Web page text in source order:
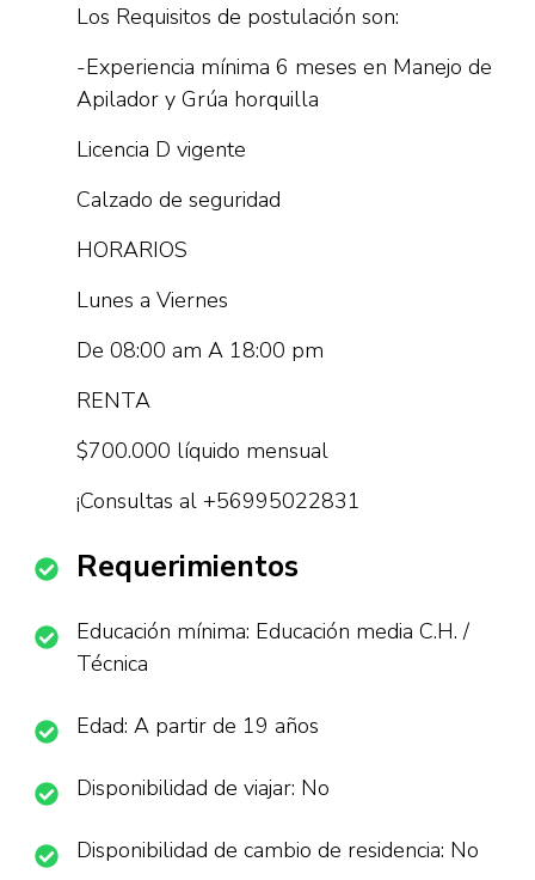
Los Requisitos de postulación son:
-Experiencia mínima 6 meses en Manejo de
Apilador y Grúa horquilla
Licencia D vigente
Calzado de seguridad
HORARIOS
Lunes a Viernes
De 08:00 am A 18:00 pm
RENTA
$700.000 líquido mensual
¡Consultas al +56995022831
Requerimientos
Educación mínima: Educación media C.H. /
Técnica
Edad: A partir de 19 años
Disponibilidad de viajar: No
Disponibilidad de cambio de residencia: No